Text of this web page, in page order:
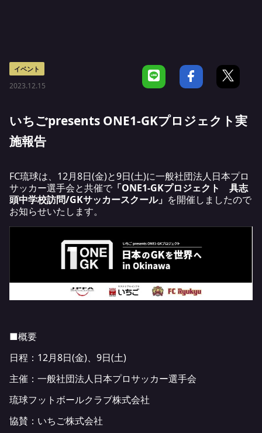
イベント
2023.12.15
いちごpresents ONE1-GKプロジェクト実
施報告
FC琉球は、12月8日(金)と9日(土)に一般社団法人日本プロ
サッカー選手会と共催で 「ONE1-GKプロジェクト 具志
頭中学校訪問/GKサッカースクール」 を開催しましたので
お知らせいたします。
■概要
日程：12月8日(金)、9日(土)
主催：一般社団法人日本プロサッカー選手会
琉球フットボールクラブ株式会社
協賛：いちご株式会社